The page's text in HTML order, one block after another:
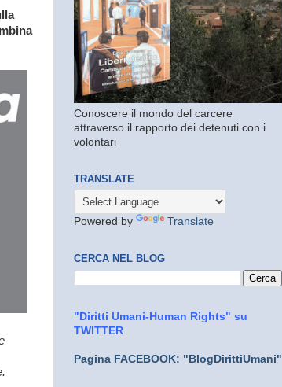
Conoscere il mondo del carcere
attraverso il rapporto dei detenuti con i
volontari
TRANSLATE
Powered by Translate
CERCA NEL BLOG
"Diritti Umani-Human Rights" su
TWITTER
Pagina FACEBOOK: "BlogDirittiUmani"